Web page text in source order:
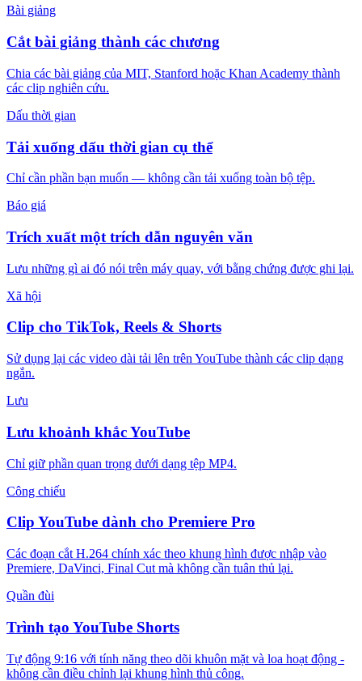
Bài giảng
Cắt bài giảng thành các chương
Chia các bài giảng của MIT, Stanford hoặc Khan Academy thành
các clip nghiên cứu.
Dấu thời gian
Tải xuống dấu thời gian cụ thể
Chỉ cần phần bạn muốn — không cần tải xuống toàn bộ tệp.
Báo giá
Trích xuất một trích dẫn nguyên văn
Lưu những gì ai đó nói trên máy quay, với bằng chứng được ghi lại.
Xã hội
Clip cho TikTok, Reels & Shorts
Sử dụng lại các video dài tải lên trên YouTube thành các clip dạng
ngắn.
Lưu
Lưu khoảnh khắc YouTube
Chỉ giữ phần quan trọng dưới dạng tệp MP4.
Công chiếu
Clip YouTube dành cho Premiere Pro
Các đoạn cắt H.264 chính xác theo khung hình được nhập vào
Premiere, DaVinci, Final Cut mà không cần tuân thủ lại.
Quần đùi
Trình tạo YouTube Shorts
Tự động 9:16 với tính năng theo dõi khuôn mặt và loa hoạt động -
không cần điều chỉnh lại khung hình thủ công.